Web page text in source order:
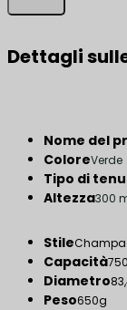
Dettagli
Nome del
ColoreVerde
Tipo di
Altezza300
Stile
Capacità
Diametro
Peso650g